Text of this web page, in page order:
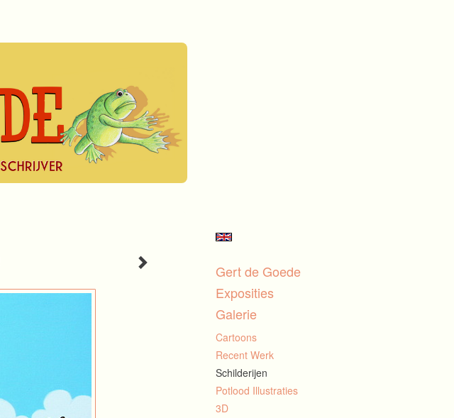
Gert de Goede
Exposities
Galerie
Cartoons
Recent Werk
Schilderijen
Potlood Illustraties
3D